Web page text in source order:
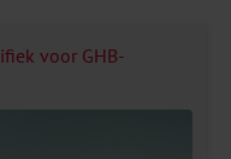
voor GHB-